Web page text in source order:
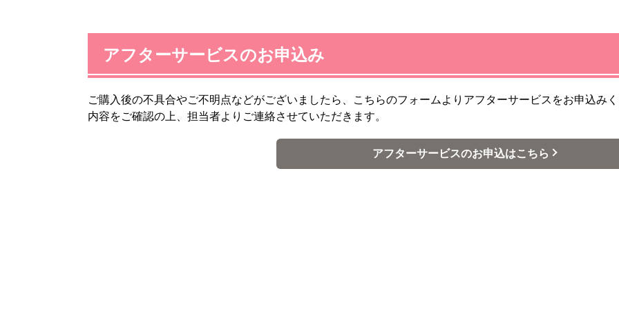
アフターサービスのお申込み
ご購入後の不具合やご不明点などがございましたら、こちらのフォームよりアフターサービスをお申込み
内容をご確認の上、担当者よりご連絡させていただきます。
アフターサービスのお申込はこちら